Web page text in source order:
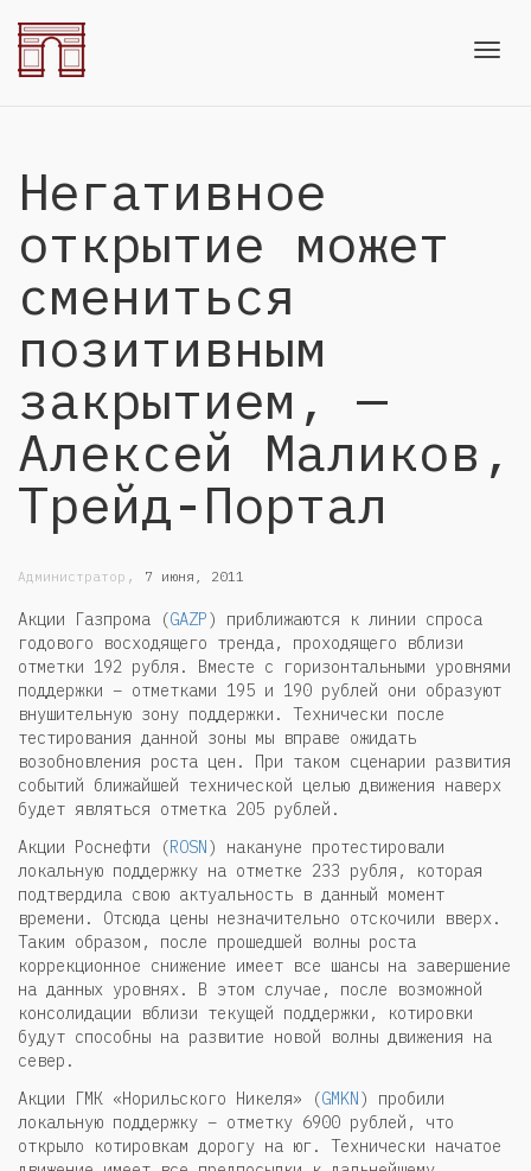
Негативное
открытие может
смениться
позитивным
закрытием, —
Алексей Маликов,
Трейд-Портал
Администратор , 7 июня, 2011
Акции Газпрома (GAZP) приближаются к линии спроса
годового восходящего тренда, проходящего вблизи
отметки 192 рубля. Вместе с горизонтальными уровнями
поддержки – отметками 195 и 190 рублей они образуют
внушительную зону поддержки. Технически после
тестирования данной зоны мы вправе ожидать
возобновления роста цен. При таком сценарии развития
событий ближайшей технической целью движения наверх
будет являться отметка 205 рублей.
Акции Роснефти (ROSN) накануне протестировали
локальную поддержку на отметке 233 рубля, которая
подтвердила свою актуальность в данный момент
времени. Отсюда цены незначительно отскочили вверх.
Таким образом, после прошедшей волны роста
коррекционное снижение имеет все шансы на завершение
на данных уровнях. В этом случае, после возможной
консолидации вблизи текущей поддержки, котировки
будут способны на развитие новой волны движения на
север.
Акции ГМК «Норильского Никеля» (GMKN) пробили
локальную поддержку – отметку 6900 рублей, что
открыло котировкам дорогу на юг. Технически начатое